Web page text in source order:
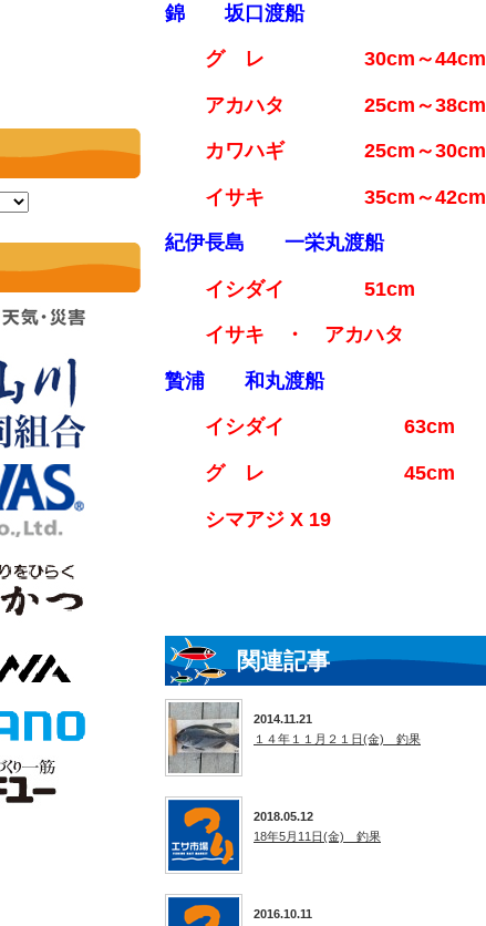
錦 坂口渡船
グ レ 30cm～
アカハタ 25cm～
カワハギ 25cm～
イサキ 35cm～
紀伊長島 一栄丸渡船
イシダイ 51cm
イサキ ・ アカハタ
贄浦 和丸渡船
イシダイ 63cm
グ レ 45cm
シマアジ X 19
関連記事
2014.11.21
１４年１１月２１日(金) 釣果
2018.05.12
18年5月11日(金) 釣果
2016.10.11